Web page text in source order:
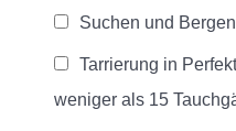
Suchen und Bergen
Tarrierung in
weniger als 15